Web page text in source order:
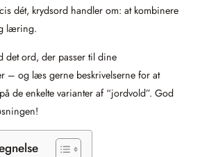
dét, krydsord handler om: at kombinere
læring.
det ord, der passer til dine
– og læs gerne beskrivelserne for at
de enkelte varianter af “jordvold”. God